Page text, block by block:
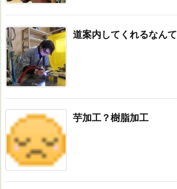
道案内してくれるなんて
芋加工？樹脂加工